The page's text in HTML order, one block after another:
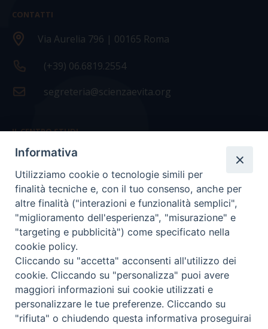
CONTATTI
Via Aurelia 796 | 00165 Roma
(+39) 06.6819.2554
segreteria@scienzaevita.org
IL CENTRO STUDI
La nostra storia
Statuto
Presidenza e ufficio presidenza
Consiglio scientifico
Coordinamento nazionale
COPYRIGHT Scienza & Vita - C.F96600690588- Tutti i
Informativa
Utilizziamo cookie o tecnologie simili per
finalità tecniche e, con il tuo consenso, anche per
altre finalità ("interazioni e funzionalità semplici",
"miglioramento dell'esperienza", "misurazione" e
"targeting e pubblicità") come specificato nella
cookie policy.
Cliccando su "accetta" acconsenti all'utilizzo dei
cookie. Cliccando su "personalizza" puoi avere
maggiori informazioni sui cookie utilizzati e
personalizzare le tue preferenze. Cliccando su
"rifiuta" o chiudendo questa informativa proseguirai